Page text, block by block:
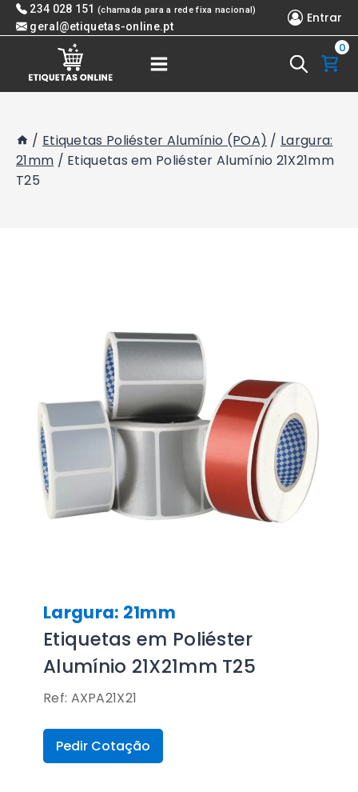
Skip 234 028 151 (chamada para a rede fixa nacional)
geral@etiquetas-online.pt
Entrar
0
/ Etiquetas Poliéster Alumínio (POA) / Largura:
21mm / Etiquetas em Poliéster Alumínio 21X21mm
T25
Largura: 21mm
Etiquetas em Poliéster
Alumínio 21X21mm T25
Ref: AXPA21X21
Pedir Cotação